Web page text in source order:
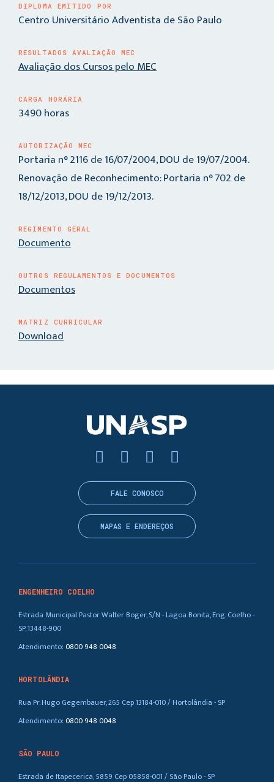
DIPLOMA EMITIDO POR
Centro Universitário Adventista de São Paulo
RESULTADOS AVALIAÇÃO MEC
Avaliação dos Cursos pelo MEC
CARGA HORÁRIA
3490 horas
AUTORIZAÇÃO MEC
Portaria n° 2116 de 16/07/2004, DOU de 19/07/2004.
Renovação de Reconhecimento: Portaria n° 702 de
18/12/2013, DOU de 19/12/2013.
REGIMENTO GERAL
Documento
OUTROS REGULAMENTOS E DOCUMENTOS
Documentos
MATRIZ CURRICULAR
Download
ENGENHEIRO COELHO
Estrada Municipal Pastor Walter Boger, S/N - Lagoa Bonita, Eng. Coelho -
SP, 13448-900
Atendimento:0800 948 0048
HORTOLÂNDIA
Rua Pr. Hugo Gegembauer, 265 Cep 13184-010 / Hortolândia - SP
Atendimento:0800 948 0048
SÃO PAULO
Estrada de Itapecerica, 5859 Cep 05858-001 / São Paulo - SP
FALE CONOSCO
MAPAS E ENDEREÇOS